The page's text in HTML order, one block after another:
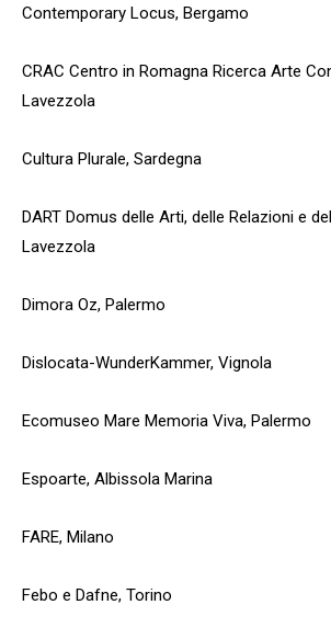
Contemporary Locus, Bergamo
CRAC Centro in Romagna Ricerca Arte
Lavezzola
Cultura Plurale, Sardegna
DART Domus delle Arti, delle Relazioni e
Lavezzola
Dimora Oz, Palermo
Dislocata-WunderKammer, Vignola
Ecomuseo Mare Memoria Viva, Palermo
Espoarte, Albissola Marina
FARE, Milano
Febo e Dafne, Torino